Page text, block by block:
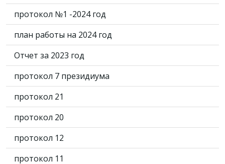
протокол №1 -2024 год
план работы на 2024 год
Отчет за 2023 год
протокол 7 президиума
протокол 21
протокол 20
протокол 12
протокол 11